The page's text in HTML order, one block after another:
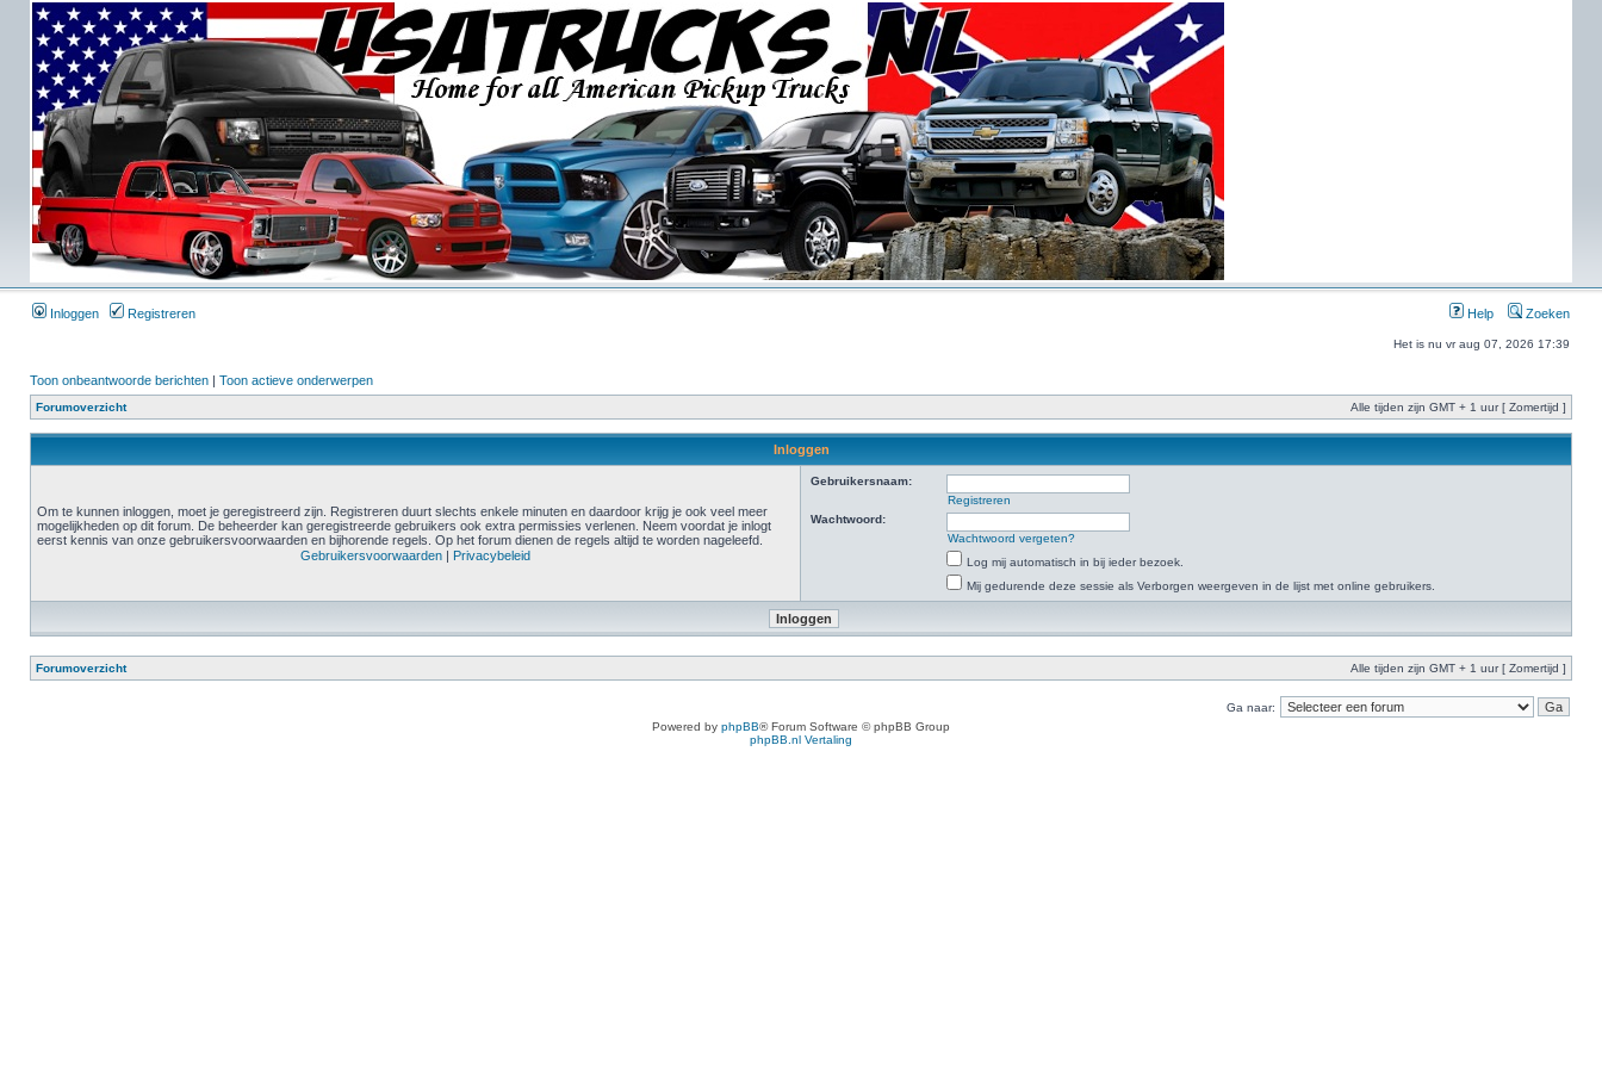
Inloggen Registreren Help Zoeken
Het is nu vr aug 07, 2026 17:39
Toon onbeantwoorde berichten | Toon actieve onderwerpen
Forumoverzicht Alle tijden zijn GMT + 1 uur [ Zomertijd ]
Inloggen
Om te kunnen inloggen, moet je geregistreerd zijn. Registreren duurt slechts enkele minuten en daardoor krijg je ook veel meer
mogelijkheden op dit forum. De beheerder kan geregistreerde gebruikers ook extra permissies verlenen. Neem voordat je inlogt
eerst kennis van onze gebruikersvoorwaarden en bijhorende regels. Op het forum dienen de regels altijd te worden nageleefd.
Gebruikersvoorwaarden | Privacybeleid
Gebruikersnaam:
Registreren
Wachtwoord:
Wachtwoord vergeten?
Log mij automatisch in bij ieder bezoek.
Mij gedurende deze sessie als Verborgen weergeven in de lijst met online gebruikers.
Forumoverzicht Alle tijden zijn GMT + 1 uur [ Zomertijd ]
Ga naar:
Powered by phpBB® Forum Software © phpBB Group
phpBB.nl Vertaling